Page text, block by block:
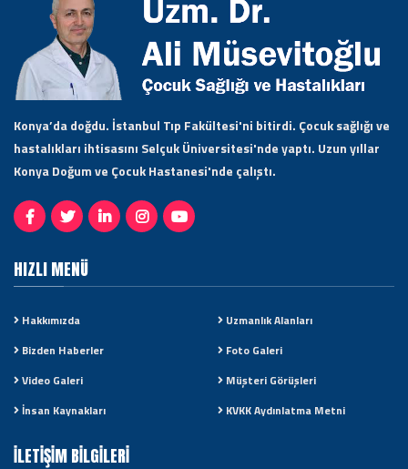
Konya’da doğdu. İstanbul Tıp Fakültesi'ni bitirdi. Çocuk sağlığı ve
hastalıkları ihtisasını Selçuk Üniversitesi'nde yaptı. Uzun yıllar
Konya Doğum ve Çocuk Hastanesi'nde çalıştı.
HIZLI MENÜ
Hakkımızda
Uzmanlık Alanları
Bizden Haberler
Foto Galeri
Video Galeri
Müşteri Görüşleri
İnsan Kaynakları
KVKK Aydınlatma Metni
İLETIŞIM BILGILERI